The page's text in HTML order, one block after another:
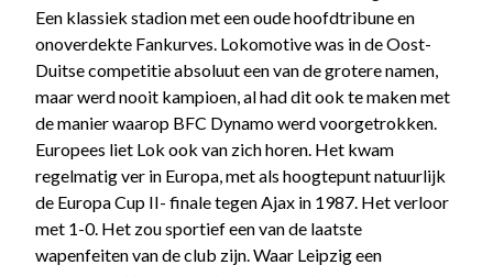
Een klassiek stadion met een oude hoofdtribune en
onoverdekte Fankurves. Lokomotive was in de Oost-
Duitse competitie absoluut een van de grotere namen,
maar werd nooit kampioen, al had dit ook te maken met
de manier waarop BFC Dynamo werd voorgetrokken.
Europees liet Lok ook van zich horen. Het kwam
regelmatig ver in Europa, met als hoogtepunt natuurlijk
de Europa Cup II- finale tegen Ajax in 1987. Het verloor
met 1-0. Het zou sportief een van de laatste
wapenfeiten van de club zijn. Waar Leipzig een